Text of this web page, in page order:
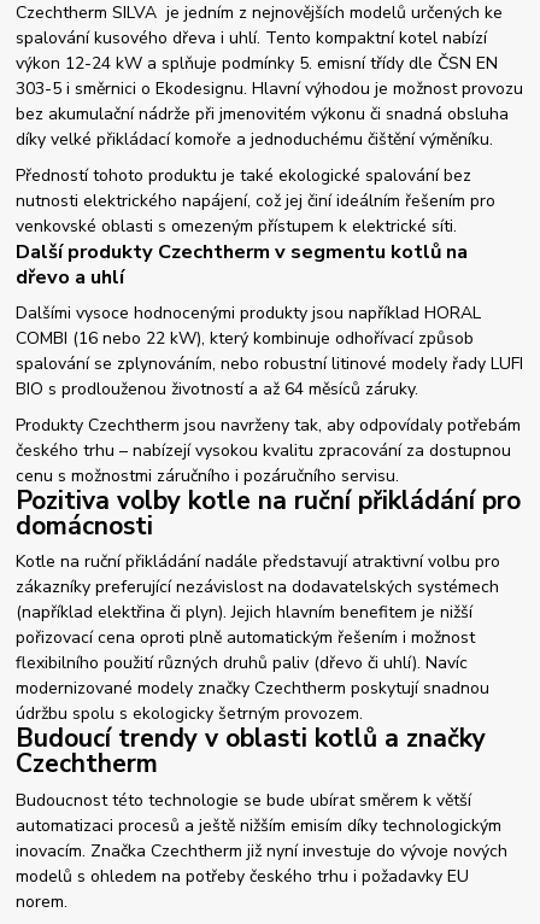
Czechtherm SILVA je jedním z nejnovějších modelů určených ke
spalování kusového dřeva i uhlí. Tento kompaktní kotel nabízí
výkon 12-24 kW a splňuje podmínky 5. emisní třídy dle ČSN EN
303-5 i směrnici o Ekodesignu. Hlavní výhodou je možnost provozu
bez akumulační nádrže při jmenovitém výkonu či snadná obsluha
díky velké přikládací komoře a jednoduchému čištění výměníku.
Předností tohoto produktu je také ekologické spalování bez
nutnosti elektrického napájení, což jej činí ideálním řešením pro
venkovské oblasti s omezeným přístupem k elektrické síti.
Další produkty Czechtherm v segmentu kotlů na
dřevo a uhlí
Dalšími vysoce hodnocenými produkty jsou například HORAL
COMBI (16 nebo 22 kW), který kombinuje odhořívací způsob
spalování se zplynováním, nebo robustní litinové modely řady LUFI
BIO s prodlouženou životností a až 64 měsíců záruky.
Produkty Czechtherm jsou navrženy tak, aby odpovídaly potřebám
českého trhu – nabízejí vysokou kvalitu zpracování za dostupnou
cenu s možnostmi záručního i pozáručního servisu.
Pozitiva volby kotle na ruční přikládání pro
domácnosti
Kotle na ruční přikládání nadále představují atraktivní volbu pro
zákazníky preferující nezávislost na dodavatelských systémech
(například elektřina či plyn). Jejich hlavním benefitem je nižší
pořizovací cena oproti plně automatickým řešením i možnost
flexibilního použití různých druhů paliv (dřevo či uhlí). Navíc
modernizované modely značky Czechtherm poskytují snadnou
údržbu spolu s ekologicky šetrným provozem.
Budoucí trendy v oblasti kotlů a značky
Czechtherm
Budoucnost této technologie se bude ubírat směrem k větší
automatizaci procesů a ještě nižším emisím díky technologickým
inovacím. Značka Czechtherm již nyní investuje do vývoje nových
modelů s ohledem na potřeby českého trhu i požadavky EU
norem.